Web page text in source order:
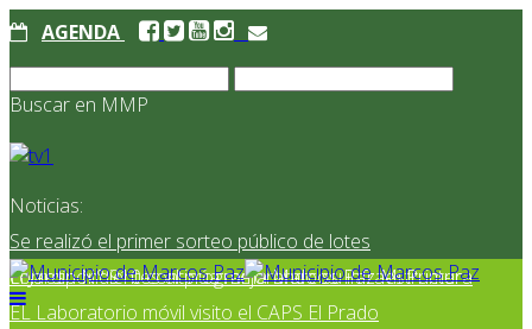
AGENDA
Buscar en MMP
Noticias:
Se realizó el primer sorteo público de lotes
correspondientes al programa Marcos Paz Mi Primer
El Jardín N° 910 continúa mejorando su infraestructura
EL Laboratorio móvil visito el CAPS El Prado